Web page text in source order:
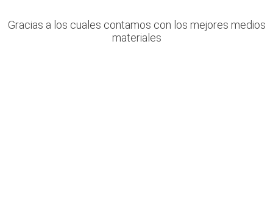
Gracias a los cuales contamos con los mejores medios
materiales